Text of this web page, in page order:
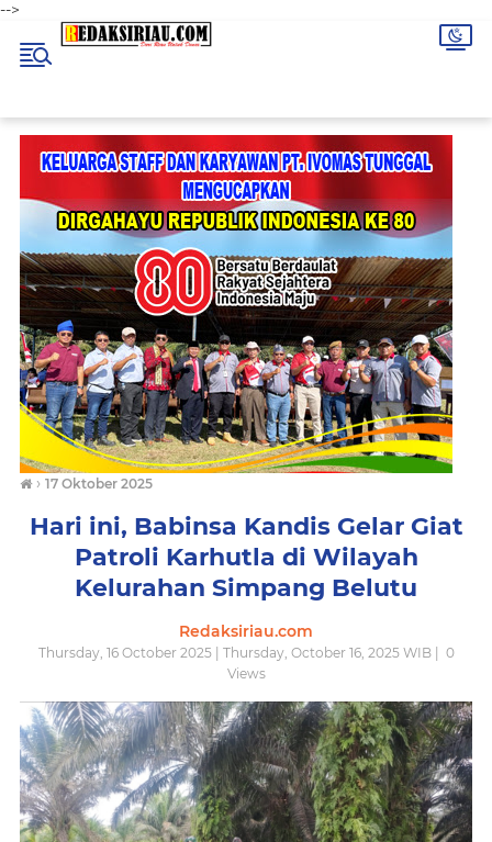
-->
› 17 Oktober 2025
Hari ini, Babinsa Kandis Gelar Giat
Patroli Karhutla di Wilayah
Kelurahan Simpang Belutu
Redaksiriau.com
Thursday, 16 October 2025 | Thursday, October 16, 2025 WIB |
0
Views